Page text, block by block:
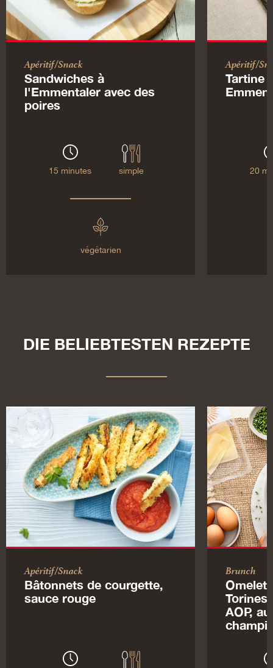
Apéritif/Snack
Sandwiches à
l'Emmentaler avec des
poires
15 minutes simple
végétarien
Apéritif/
Tartine
20
DIE BELIEBTESTEN REZEPTE
Apéritif/Snack
Bâtonnets de courgette,
sauce rouge
Brunch
AOP,